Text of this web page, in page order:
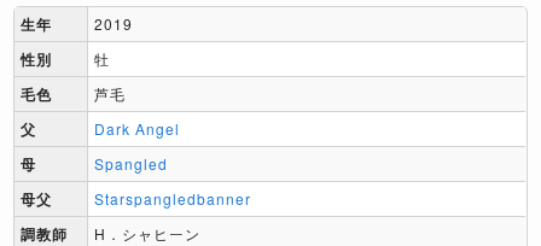
生年 2019
性別 牡
毛色 芦毛
父 Dark Angel
母 Spangled
母父 Starspangledbanner
調教師 H．シャヒーン